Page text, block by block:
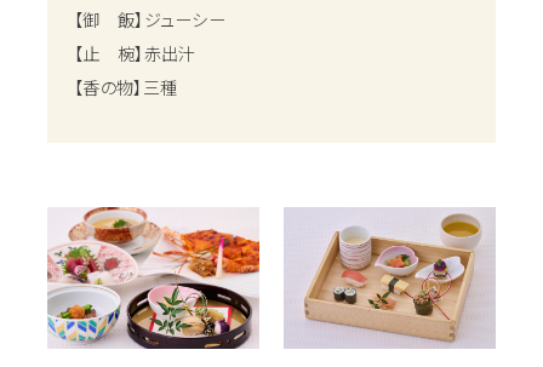
【御 飯】ジューシー
【止 椀】赤出汁
【香の物】三種